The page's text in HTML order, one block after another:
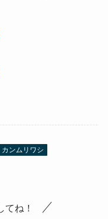
カンムリワシ
てね！